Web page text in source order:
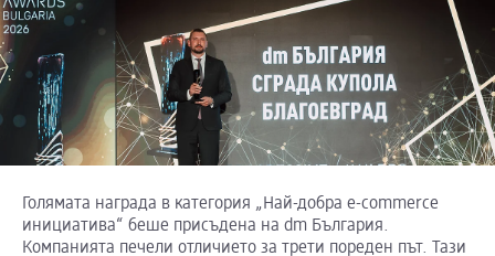
Голямата награда в категория „Най-добра e-commerce
инициатива“ беше присъдена на dm България.
Компанията печели отличието за трети пореден път. Тази